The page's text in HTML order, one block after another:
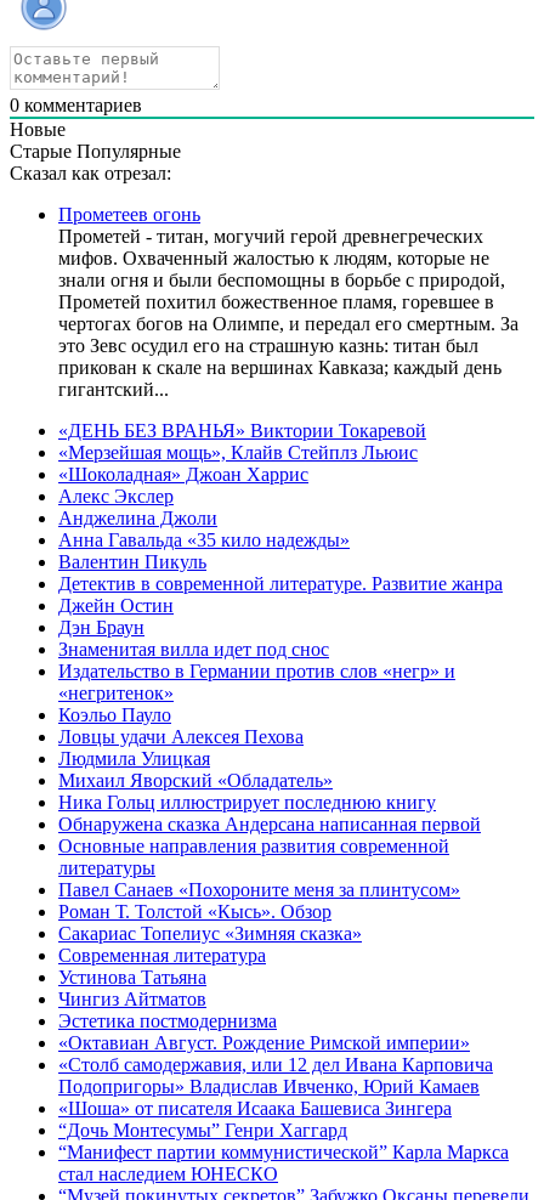
0 комментариев
Новые
Старые Популярные
Сказал как отрезал:
Прометеев огонь
Прометей - титан, могучий герой древнегреческих
мифов. Охваченный жалостью к людям, которые не
знали огня и были беспомощны в борьбе с природой,
Прометей похитил божественное пламя, горевшее в
чертогах богов на Олимпе, и передал его смертным. За
это Зевс осудил его на страшную казнь: титан был
прикован к скале на вершинах Кавказа; каждый день
гигантский...
«ДЕНЬ БЕЗ ВРАНЬЯ» Виктории Токаревой
«Мерзейшая мощь», Клайв Стейплз Льюис
«Шоколадная» Джоан Харрис
Алекс Экслер
Анджелина Джоли
Анна Гавальда «35 кило надежды»
Валентин Пикуль
Детектив в современной литературе. Развитие жанра
Джейн Остин
Дэн Браун
Знаменитая вилла идет под снос
Издательство в Германии против слов «негр» и
«негритенок»
Коэльо Пауло
Ловцы удачи Алексея Пехова
Людмила Улицкая
Михаил Яворский «Обладатель»
Ника Гольц иллюстрирует последнюю книгу
Обнаружена сказка Андерсана написанная первой
Основные направления развития современной
литературы
Павел Санаев «Похороните меня за плинтусом»
Роман Т. Толстой «Кысь». Обзор
Сакариас Топелиус «Зимняя сказка»
Современная литература
Устинова Татьяна
Чингиз Айтматов
Эстетика постмодернизма
«Октавиан Август. Рождение Римской империи»
«Столб самодержавия, или 12 дел Ивана Карповича
Подопригоры» Владислав Ивченко, Юрий Камаев
«Шоша» от писателя Исаака Башевиса Зингера
“Дочь Монтесумы” Генри Хаггард
“Манифест партии коммунистической” Карла Маркса
стал наследием ЮНЕСКО